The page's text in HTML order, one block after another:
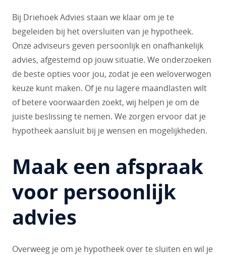
Bij Driehoek Advies staan we klaar om je te
begeleiden bij het oversluiten van je hypotheek.
Onze adviseurs geven persoonlijk en onafhankelijk
advies, afgestemd op jouw situatie. We onderzoeken
de beste opties voor jou, zodat je een weloverwogen
keuze kunt maken. Of je nu lagere maandlasten wilt
of betere voorwaarden zoekt, wij helpen je om de
juiste beslissing te nemen. We zorgen ervoor dat je
hypotheek aansluit bij je wensen en mogelijkheden.
Maak een afspraak
voor persoonlijk
advies
Overweeg je om je hypotheek over te sluiten en wil je